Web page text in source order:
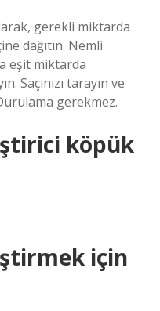
gerekli miktarda
dağıtın. Nemli
eşit miktarda
Saçınızı tarayın ve
gerekmez.
köpük
için